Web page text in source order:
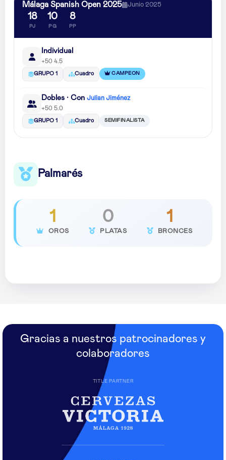
Málaga Spanish Open 2025 Junio 2025
18
PJ
10
PG
8
PP
Individual
+50 4.5
GRUPO 1 Cuadro CAMPEON
Dobles · Con Julian Jiménez
+50 5.0
GRUPO 1 Cuadro SEMIFINALISTA
Palmarés
1
OROS
0
PLATAS
1
BRONCES
Gracias a nuestros patrocinadores y
colaboradores
TITLE PARTNER